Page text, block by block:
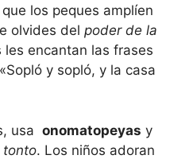
los ‍peques amplíen
​olvides del‌ poder de la
les⁢ encantan⁢ las frases
y sopló, y ‍la casa‌
usa onomatopeyas ‍y⁣
tonto.‍ Los niños⁤ adoran​